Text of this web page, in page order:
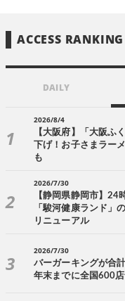
ACCESS RANKING
DAILY
2026/8/4
【大阪府】「大阪ふ
下げ！お子さまラー
も
2026/7/30
【静岡県静岡市】24
「駿河健康ランド」
リニューアル
2026/7/30
バーガーキングが合
年末までに全国600